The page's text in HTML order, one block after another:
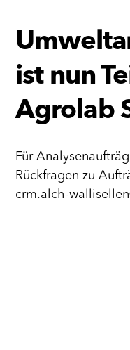
ist nun
Agrolab
Für
Rückfragen zu
crm.alch-